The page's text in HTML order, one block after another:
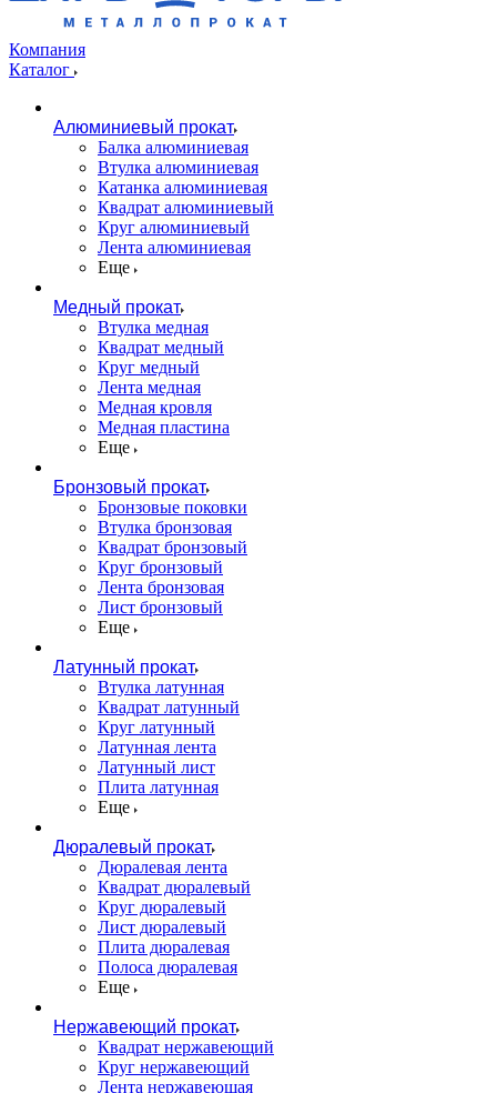
Компания
Каталог
Алюминиевый прокат
Балка алюминиевая
Втулка алюминиевая
Катанка алюминиевая
Квадрат алюминиевый
Круг алюминиевый
Лента алюминиевая
Еще
Медный прокат
Втулка медная
Квадрат медный
Круг медный
Лента медная
Медная кровля
Медная пластина
Еще
Бронзовый прокат
Бронзовые поковки
Втулка бронзовая
Квадрат бронзовый
Круг бронзовый
Лента бронзовая
Лист бронзовый
Еще
Латунный прокат
Втулка латунная
Квадрат латунный
Круг латунный
Латунная лента
Латунный лист
Плита латунная
Еще
Дюралевый прокат
Дюралевая лента
Квадрат дюралевый
Круг дюралевый
Лист дюралевый
Плита дюралевая
Полоса дюралевая
Еще
Нержавеющий прокат
Квадрат нержавеющий
Круг нержавеющий
Лента нержавеющая